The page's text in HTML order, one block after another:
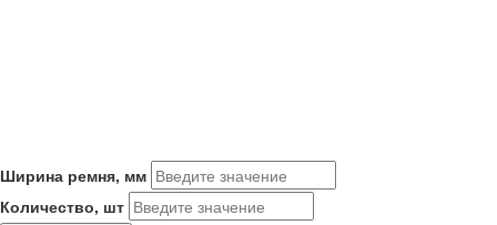
Ширина ремня, мм
Количество, шт